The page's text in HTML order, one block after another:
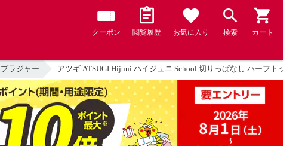
クーポン 閲覧履歴 お気に入り 検索 カート
ブラジャー アツギ ATSUGI Hijuni ハイジュニ School 切りっぱなし ハーフトップ